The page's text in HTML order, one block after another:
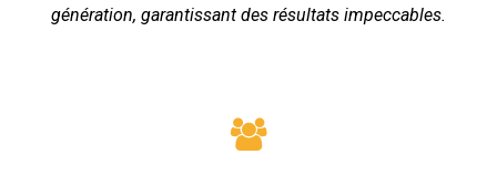
génération, garantissant des résultats impeccables.